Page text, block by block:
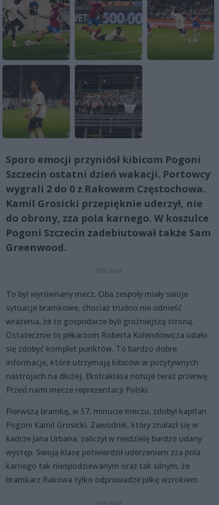
Sporo emocji przyniósł kibicom Pogoni
Szczecin ostatni dzień wakacji. Portowcy
wygrali 2 do 0 z Rakowem Częstochowa.
Kamil Grosicki przepięknie uderzył, nie
do obrony, zza pola karnego. W koszulce
Pogoni Szczecin zadebiutował także Sam
Greenwood.
To był wyrównany mecz. Oba zespoły miały swoje
sytuacje bramkowe, chociaż trudno nie odnieść
wrażenia, że to gospodarze byli groźniejszą stroną.
Ostatecznie to piłkarzom Roberta Kolendowicza udało
się zdobyć komplet punktów. To bardzo dobre
informacje, które utrzymają kibiców w pozytywnych
nastrojach na dłużej. Ekstraklasa notuje teraz przerwę.
Przed nami mecze reprezentacji Polski.
Pierwszą bramkę, w 57. minucie meczu, zdobył kapitan
Pogoni Kamil Grosicki. Zawodnik, który znalazł się w
kadrze Jana Urbana, zaliczył w niedzielę bardzo udany
występ. Swoją klasę potwierdził uderzeniem zza pola
karnego tak niespodziewanym oraz tak silnym, że
bramkarz Rakowa tylko odprowadził piłkę wzrokiem.